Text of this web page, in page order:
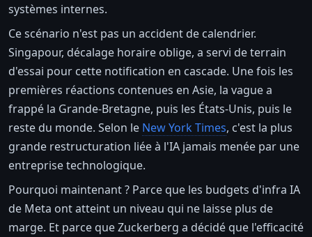
systèmes internes.
Ce scénario n'est pas un accident de calendrier.
Singapour, décalage horaire oblige, a servi de terrain
d'essai pour cette notification en cascade. Une fois les
premières réactions contenues en Asie, la vague a
frappé la Grande-Bretagne, puis les États-Unis, puis le
reste du monde. Selon le New York Times, c'est la plus
grande restructuration liée à l'IA jamais menée par une
entreprise technologique.
Pourquoi maintenant ? Parce que les budgets d'infra IA
de Meta ont atteint un niveau qui ne laisse plus de
marge. Et parce que Zuckerberg a décidé que l'efficacité